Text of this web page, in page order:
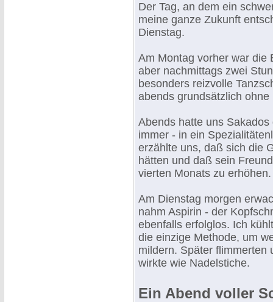
Der Tag, an dem ein
meine ganze Zukunft
Dienstag.
Am Montag vorher war die
aber nachmittags zwei
besonders reizvolle
abends grundsätzlich ohne
Abends hatte uns
immer - in ein
erzählte uns, daß sich die
hätten und daß sein
vierten Monats zu erhöhen.
Am Dienstag morgen
nahm Aspirin - der
ebenfalls erfolglos. Ich
die einzige Methode, um
mildern. Später flimmerten
wirkte wie Nadelstiche.
Ein Abend voller